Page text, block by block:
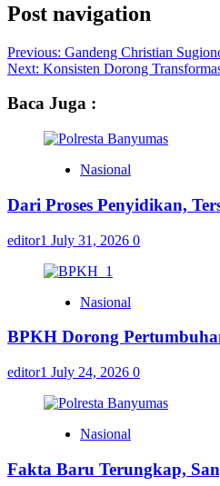
Post navigation
Previous: Gandeng Christian
Next: Konsisten Dorong
Baca Juga :
Nasional
Dari Proses Penyidikan,
editor1 July 31, 2026 0
Nasional
BPKH Dorong
editor1 July 24, 2026 0
Nasional
Fakta Baru Terungkap,